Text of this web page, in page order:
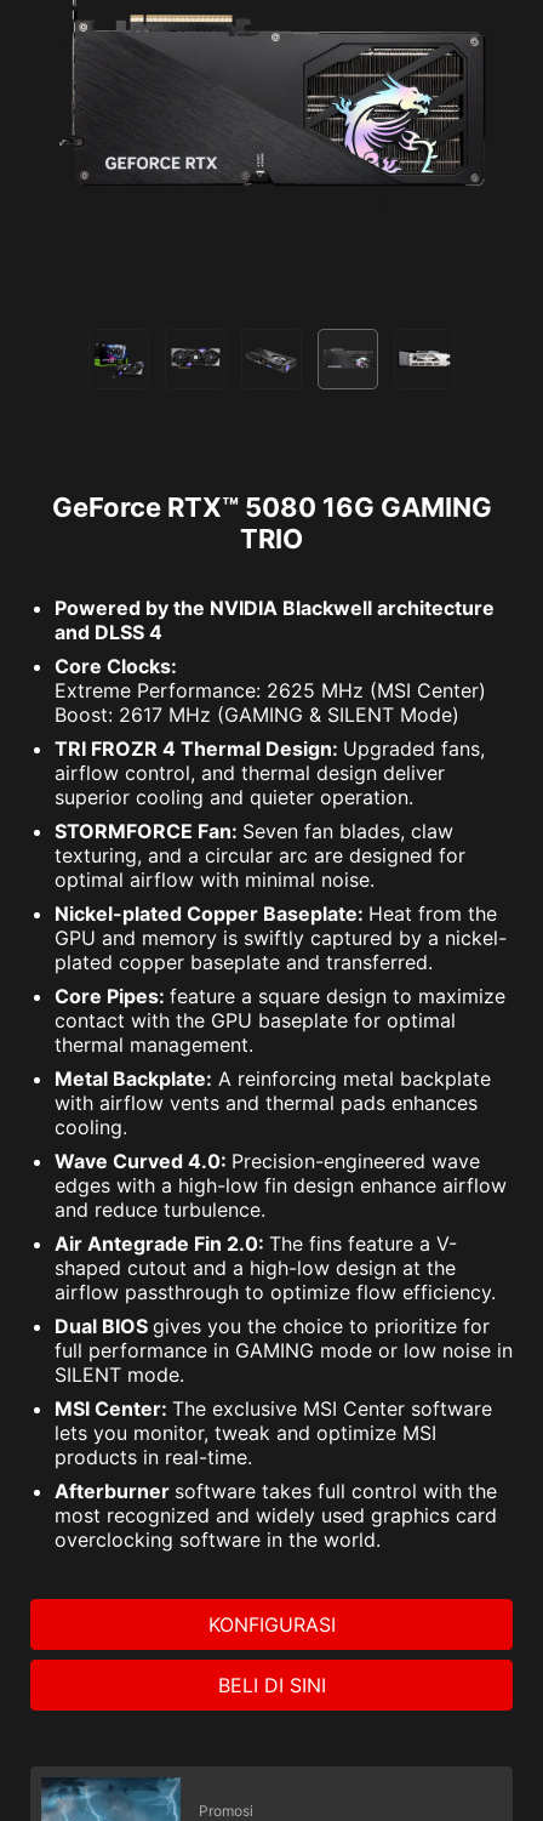
GeForce RTX™ 5080 16G GAMING
TRIO
Powered by the NVIDIA Blackwell architecture
and DLSS 4
Core Clocks:
Extreme Performance: 2625 MHz (MSI Center)
Boost: 2617 MHz (GAMING & SILENT Mode)
TRI FROZR 4 Thermal Design: Upgraded fans,
airflow control, and thermal design deliver
superior cooling and quieter operation.
STORMFORCE Fan: Seven fan blades, claw
texturing, and a circular arc are designed for
optimal airflow with minimal noise.
Nickel-plated Copper Baseplate: Heat from the
GPU and memory is swiftly captured by a nickel-
plated copper baseplate and transferred.
Core Pipes: feature a square design to maximize
contact with the GPU baseplate for optimal
thermal management.
Metal Backplate: A reinforcing metal backplate
with airflow vents and thermal pads enhances
cooling.
Wave Curved 4.0: Precision-engineered wave
edges with a high-low fin design enhance airflow
and reduce turbulence.
Air Antegrade Fin 2.0: The fins feature a V-
shaped cutout and a high-low design at the
airflow passthrough to optimize flow efficiency.
Dual BIOS gives you the choice to prioritize for
full performance in GAMING mode or low noise in
SILENT mode.
MSI Center: The exclusive MSI Center software
lets you monitor, tweak and optimize MSI
products in real-time.
Afterburner software takes full control with the
most recognized and widely used graphics card
overclocking software in the world.
KONFIGURASI
BELI DI SINI
Promosi